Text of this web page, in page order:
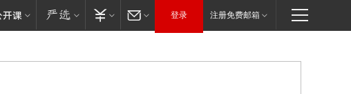
登录 注册免费邮箱